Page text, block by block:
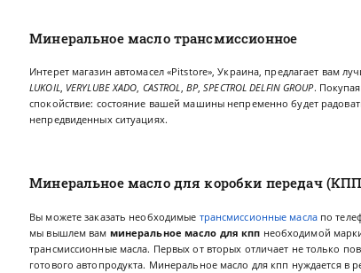
Минеральное масло трансмиссионное
Интерет магазин автомасел «Pitstore», Украина, предлагает вам
LUKOIL, VERYLUBE XADO, CASTROL, BP,SPECTROL DELFIN GROUP. Покупая
спокойствие: состояние вашей машины непременно будет
непредвиденных ситуациях.
Минеральное масло для коробки передач
Вы можете заказать необходимые трансмиссионные маслапо
мы вышлем вам минеральное масло для кпп необходимой
трансмиссионные масла. Первых от вторых отличает не только
готового автопродукта. Минеральное масло для кпп нуждается в